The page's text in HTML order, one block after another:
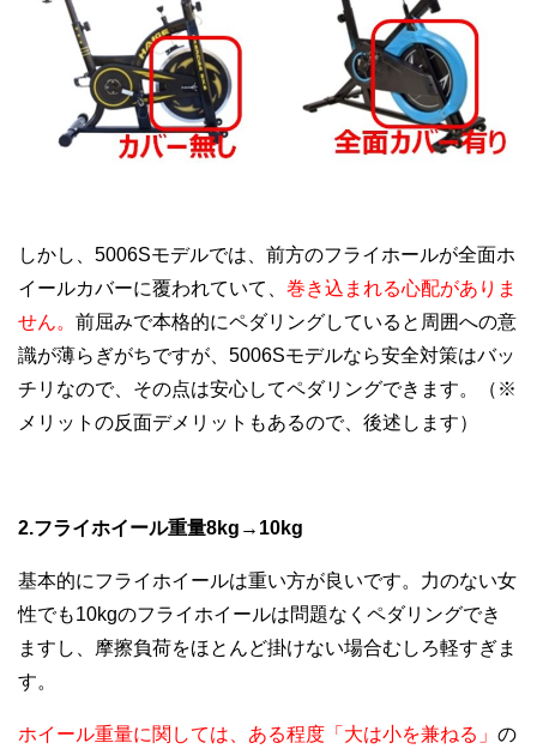
しかし、5006Sモデルでは、前方のフライホールが全面ホ
イールカバーに覆われていて、 巻き込まれる心配がありま
せん。 前屈みで本格的にペダリングしていると周囲への意
識が薄らぎがちですが、5006Sモデルなら安全対策はバッ
チリなので、その点は安心してペダリングできます。（※
メリットの反面デメリットもあるので、後述します）
2.フライホイール重量8kg→10kg
基本的にフライホイールは重い方が良いです。力のない女
性でも10kgのフライホイールは問題なくペダリングでき
ますし、摩擦負荷をほとんど掛けない場合むしろ軽すぎま
す。
ホイール重量に関しては、ある程度「大は小を兼ねる」 の